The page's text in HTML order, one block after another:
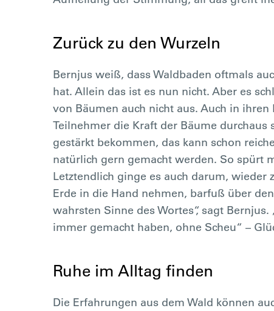
Zurück zu den Wurzeln
Bernjus weiß, dass Waldbaden oftmals
hat. Allein das ist es nun nicht. Aber es
von Bäumen auch nicht aus. Auch in
Teilnehmer die Kraft der Bäume durchaus
gestärkt bekommen, das kann schon
natürlich gern gemacht werden. So spürt
Letztendlich ginge es auch darum, wieder
Erde in die Hand nehmen, barfuß über
wahrsten Sinne des Wortes“, sagt
immer gemacht haben, ohne Scheu“ –
Ruhe im Alltag finden
Die Erfahrungen aus dem Wald können